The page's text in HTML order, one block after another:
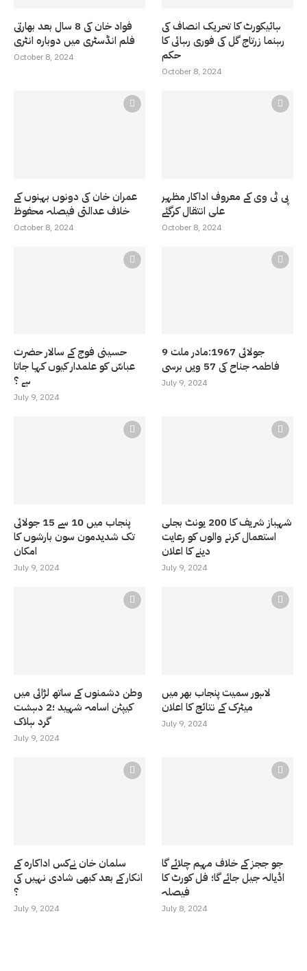
فواد خان کی 8 سال بعد بھارتی
فلم انڈسٹری میں دوبارہ انٹری
October 8, 2024
ہائیکورٹ کا تحریک انصاف کی
رہنما زرتاج گل کی فوری رہائی کا
حکم
October 8, 2024
عمران خان کی دونوں بہنوں کے
خلاف عدالتی فیصلہ محفوظ
October 8, 2024
پی ٹی وی کے معروف اداکار مظہر
علی انتقال کرگئے
October 8, 2024
حسینی فوج کے سالار حضرت
عباسّ کو علمدار کیوں کہا جاتا
ہے ؟
July 9, 2024
9 جولائی 1967:مادر ملت
فاطمہ جناح کی 57 ویں برسی
July 9, 2024
پنجاب میں 10 سے 15 جولائی
تک شدیدمون سون بارشوں کا
امکان
July 9, 2024
شہباز شریف کا 200 یونٹ بجلی
استعمال کرنے والوں کو رعایت
دینے کا اعلان
July 9, 2024
وطن دشمنوں کے ساتھ لڑائی میں
کیپٹن اسامہ شہید ؛2 دہشت
گرد ہلاک
July 9, 2024
لاہور سمیت پنجاب بھر میں
میٹرک کے نتائج کا اعلان
July 9, 2024
سلمان خان نےکس اداکارہ کے
انکار کے بعد کبھی شادی نہیں کی
؟
July 9, 2024
جو ججز کے خلاف مہم چلائے گا
اڈیالہ جیل جائے گا؛ فل کورٹ کا
فیصلہ
July 8, 2024